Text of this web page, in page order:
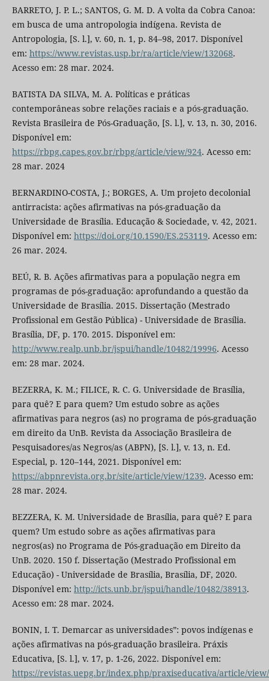
BARRETO, J. P. L.; SANTOS, G. M. D. A volta da Cobra Canoa:
em busca de uma antropologia indígena. Revista de
Antropologia, [S. l.], v. 60, n. 1, p. 84–98, 2017. Disponível
em: https://www.revistas.usp.br/ra/article/view/132068.
Acesso em: 28 mar. 2024.
BATISTA DA SILVA, M. A. Políticas e práticas
contemporâneas sobre relações raciais e a pós-graduação.
Revista Brasileira de Pós-Graduação, [S. l.], v. 13, n. 30, 2016.
Disponível em:
https://rbpg.capes.gov.br/rbpg/article/view/924. Acesso em:
28 mar. 2024
BERNARDINO-COSTA, J.; BORGES, A. Um projeto decolonial
antirracista: ações afirmativas na pós-graduação da
Universidade de Brasília. Educação & Sociedade, v. 42, 2021.
Disponível em: https://doi.org/10.1590/ES.253119. Acesso em:
26 mar. 2024.
BEÚ, R. B. Ações afirmativas para a população negra em
programas de pós-graduação: aprofundando a questão da
Universidade de Brasília. 2015. Dissertação (Mestrado
Profissional em Gestão Pública) - Universidade de Brasília.
Brasília, DF, p. 170. 2015. Disponível em:
http://www.realp.unb.br/jspui/handle/10482/19996. Acesso
em: 28 mar. 2024.
BEZERRA, K. M.; FILICE, R. C. G. Universidade de Brasília,
para quê? E para quem? Um estudo sobre as ações
afirmativas para negros (as) no programa de pós-graduação
em direito da UnB. Revista da Associação Brasileira de
Pesquisadores/as Negros/as (ABPN), [S. l.], v. 13, n. Ed.
Especial, p. 120–144, 2021. Disponível em:
https://abpnrevista.org.br/site/article/view/1239. Acesso em:
28 mar. 2024.
BEZZERA, K. M. Universidade de Brasília, para quê? E para
quem? Um estudo sobre as ações afirmativas para
negros(as) no Programa de Pós-graduação em Direito da
UnB. 2020. 150 f. Dissertação (Mestrado Profissional em
Educação) - Universidade de Brasília, Brasília, DF, 2020.
Disponível em: http://icts.unb.br/jspui/handle/10482/38913.
Acesso em: 28 mar. 2024.
BONIN, I. T. Demarcar as universidades”: povos indígenas e
ações afirmativas na pós-graduação brasileira. Práxis
Educativa, [S. l.], v. 17, p. 1-26, 2022. Disponível em:
https://revistas.uepg.br/index.php/praxiseducativa/article/